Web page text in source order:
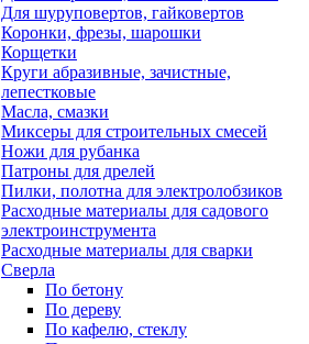
Для шуруповертов, гайковертов
Коронки, фрезы, шарошки
Корщетки
Круги абразивные, зачистные,
лепестковые
Масла, смазки
Миксеры для строительных смесей
Ножи для рубанка
Патроны для дрелей
Пилки, полотна для электролобзиков
Расходные материалы для садового
электроинструмента
Расходные материалы для сварки
Сверла
По бетону
По дереву
По кафелю, стеклу